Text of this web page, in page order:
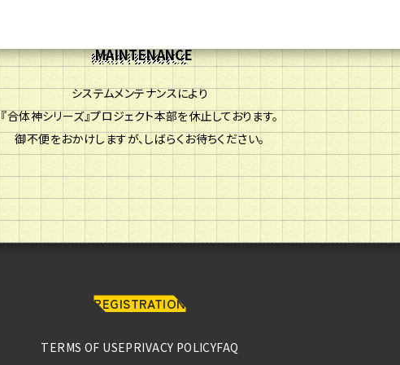
HOME
MAINTENANCE
システムメンテナンスにより
『合体神シリーズ』プロジェクト本部を休止しております。
御不便をおかけしますが、しばらくお待ちください。
REGISTRATION
TERMS OF USEPRIVACY POLICYFAQ